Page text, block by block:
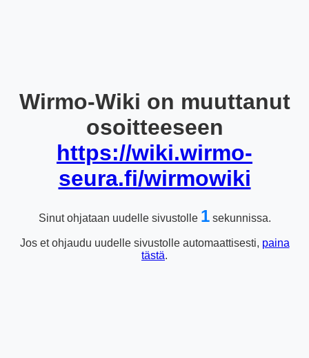
Wirmo-Wiki on muuttanut
osoitteeseen
https://wiki.wirmo-
seura.fi/wirmowiki
Sinut ohjataan uudelle sivustolle 1sekunnissa.
Jos et ohjaudu uudelle sivustolle automaattisesti, paina
tästä.